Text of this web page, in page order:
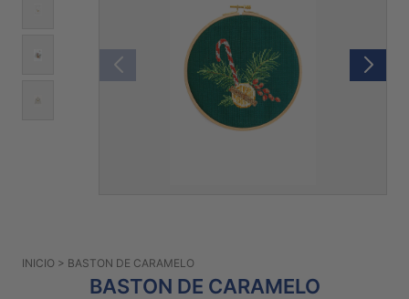
TEMÁTICO
DESCUENTOS
frecuentes
INICIO > BASTON DE CARAMELO
BASTON DE CARAMELO